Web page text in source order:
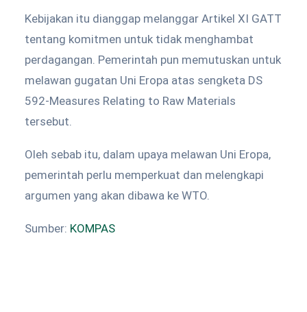
Kebijakan itu dianggap melanggar Artikel XI GATT
tentang komitmen untuk tidak menghambat
perdagangan. Pemerintah pun memutuskan untuk
melawan gugatan Uni Eropa atas sengketa DS
592-Measures Relating to Raw Materials
tersebut.
Oleh sebab itu, dalam upaya melawan Uni Eropa,
pemerintah perlu memperkuat dan melengkapi
argumen yang akan dibawa ke WTO.
Sumber: KOMPAS